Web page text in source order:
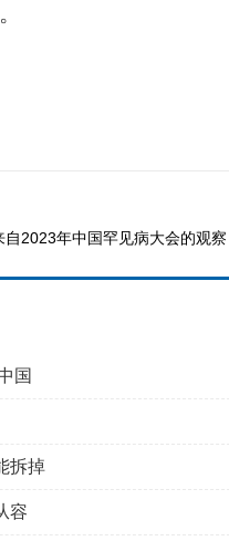
2023年中国罕见病大会的观察
国
拆掉
容